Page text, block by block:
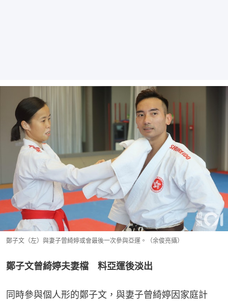
鄭子文（左）與妻子曾綺婷或會最後一次參與亞運。（余俊亮攝）
鄭子文曾綺婷夫妻檔　料亞運後淡出
同時參與個人形的鄭子文，與妻子曾綺婷因家庭計